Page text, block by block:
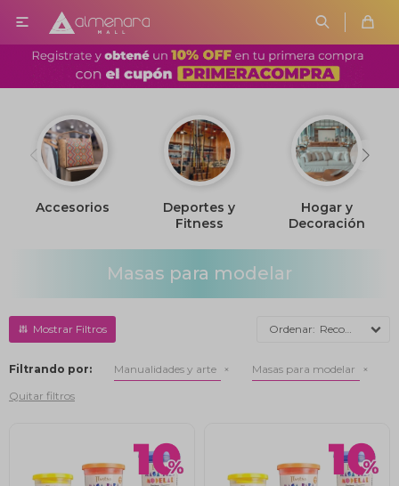

Accesorios
Deportes y
Fitness
Hogar y
Decoración
Masas para modelar
Recomendados
Filtrando por: Manualidades y arte
Masas para modelar
Quitar filtros